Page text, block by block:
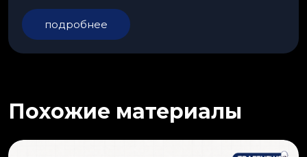
подробнее
Похожие материалы